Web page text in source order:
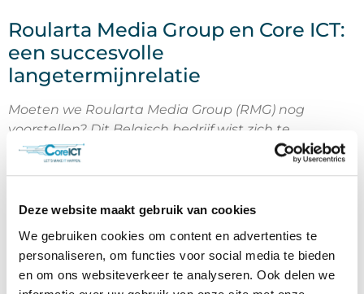
Deze website maakt gebruik van cookies
We gebruiken cookies om content en advertenties te
personaliseren, om functies voor social media te bieden
en om ons websiteverkeer te analyseren. Ook delen we
Roularta Media Group en Core ICT:
een succesvolle
langetermijnrelatie
Moeten we Roularta Media Group (RMG) nog
voorstellen? Dit Belgisch bedrijf wist zich te
ontpoppen tot dé multimediagroep van ons land.
Zoiets kan natuurlijk enkel met een degelijke IT-
verantwoordelijk voor infrastructuur & operations,
met Core ICT.